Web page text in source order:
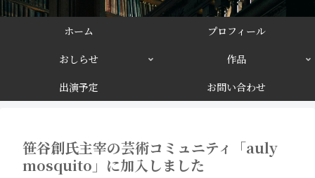
ホーム
プロフィール
おしらせ
作品
出演予定
お問い合わせ
笹谷創氏主宰の芸術コミュニティ「auly
mosquito」に加入しました